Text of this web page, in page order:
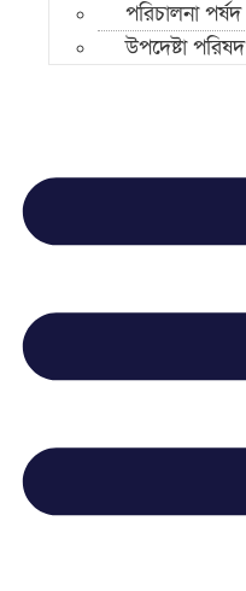
পরিচালনা পর্ষদ
উপদেষ্টা পরিষদ